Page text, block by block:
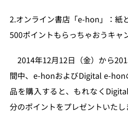
2.オンライン書店「e-hon」：紙
500ポイントもらっちゃおうキャ
2014年12月12日（金）から
間中、e-honおよびDigital e-hon
品を購入すると、もれなく
分のポイントをプレゼントいたし